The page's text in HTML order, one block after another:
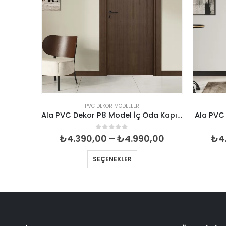
PVC DEKOR MODELLER
Ala PVC Dekor P8 Model İç Oda Kapısı
0 5 üzerinden
₺4.390,00 – ₺4.990,00
SEÇENEKLER
Ala
₺